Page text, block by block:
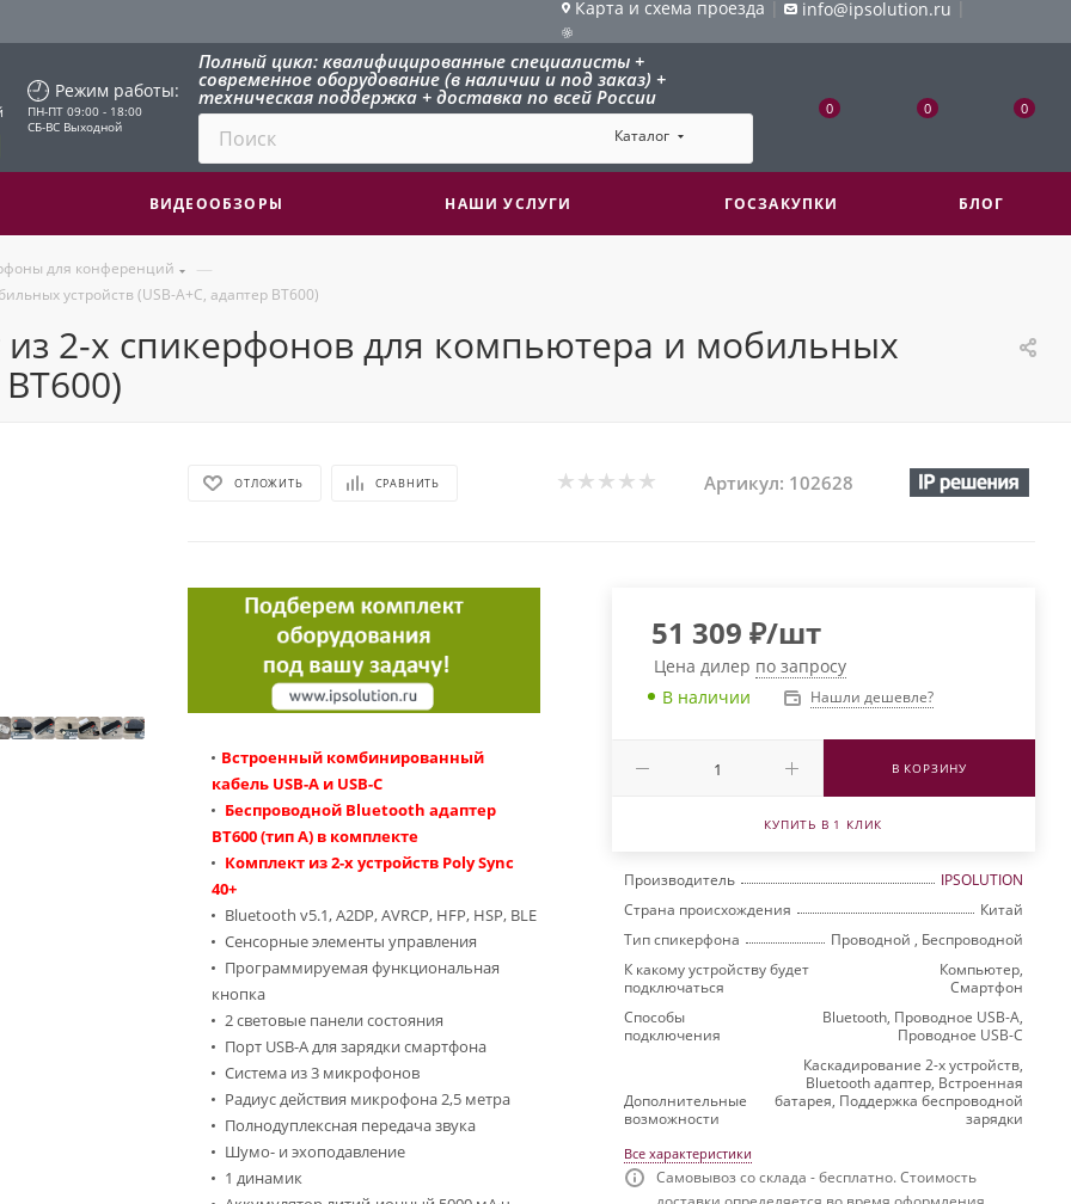
Карта и схема проезда | info@ipsolution.ru |
Режим работы:
ПН-ПТ 09:00 - 18:00
СБ-ВС Выходной
Полный цикл: квалифицированные специалисты +
современное оборудование (в наличии и под заказ) +
техническая поддержка + доставка по всей России
Каталог
0 0 0
ВИДЕООБЗОРЫ НАШИ УСЛУГИ ГОСЗАКУПКИ БЛОГ
для конференций —
устройств (USB-A+C, адаптер BT600)
из 2-х спикерфонов для компьютера и мобильных
ОТЛОЖИТЬ СРАВНИТЬ Артикул: 102628
Встроенный комбинированный
кабель USB-A и USB-C
Беспроводной Bluetooth адаптер
BT600 (тип А) в комплекте
Комплект из 2-х устройств Poly Sync
40+
Bluetooth v5.1, A2DP, AVRCP, HFP, HSP, BLE
Сенсорные элементы управления
Программируемая функциональная
кнопка
2 световые панели состояния
Порт USB-A для зарядки смартфона
Система из 3 микрофонов
Радиус действия микрофона 2,5 метра
Полнодуплексная передача звука
Шумо- и эхоподавление
1 динамик
51 309 ₽/шт
Цена дилер по запросу
В наличии
Нашли дешевле?
В КОРЗИНУ
КУПИТЬ В 1 КЛИК
Производитель
IPSOLUTION
Страна происхождения
Китай
Тип спикерфона
Проводной , Беспроводной
К какому устройству будет
подключаться
Компьютер,
Смартфон
Способы
подключения
Bluetooth, Проводное USB-A,
Проводное USB-C
Дополнительные
возможности
Каскадирование 2-х устройств,
Bluetooth адаптер, Встроенная
батарея, Поддержка беспроводной
зарядки
Все характеристики
Самовывоз со склада - бесплатно. Стоимость